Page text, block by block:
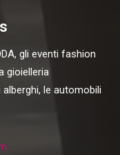
gli eventi fashion
gioielleria
le automobili